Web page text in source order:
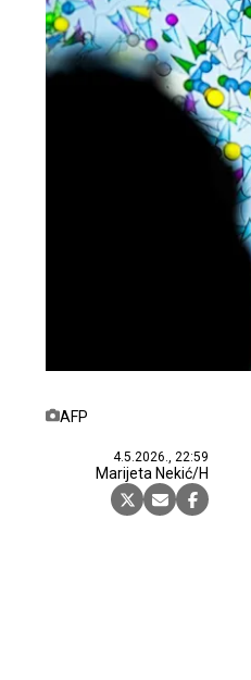
AFP
4.5.2026., 22:59
Marijeta Nekić/H